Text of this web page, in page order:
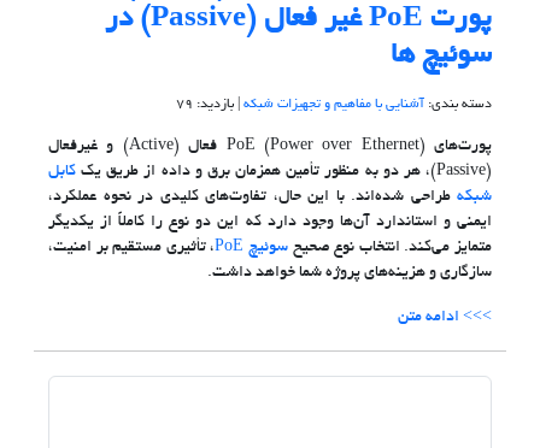
پورت PoE غیر فعال (Passive) در
سوئیچ ها
دسته بندی: آشنایی با مفاهیم و تجهیزات شبکه | بازدید: 79
پورت‌های PoE (Power over Ethernet) فعال (Active) و غیرفعال
(Passive)، هر دو به منظور تأمین همزمان برق و داده از طریق یک
کابل
شبکه طراحی شده‌اند. با این حال، تفاوت‌های کلیدی در نحوه عملکرد،
ایمنی و استاندارد آن‌ها وجود دارد که این دو نوع را کاملاً از یکدیگر
متمایز می‌کند. انتخاب نوع صحیح سوئیچ PoE
، تأثیری مستقیم بر امنیت،
سازگاری و هزینه‌های پروژه شما خواهد داشت.
>>> ادامه متن